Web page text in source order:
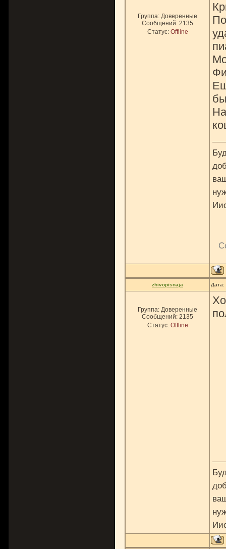
Группа: Доверенные
Сообщений: 2135
Статус: Offline
zhivopisnaja
Группа: Доверенные
Сообщений: 2135
Статус: Offline